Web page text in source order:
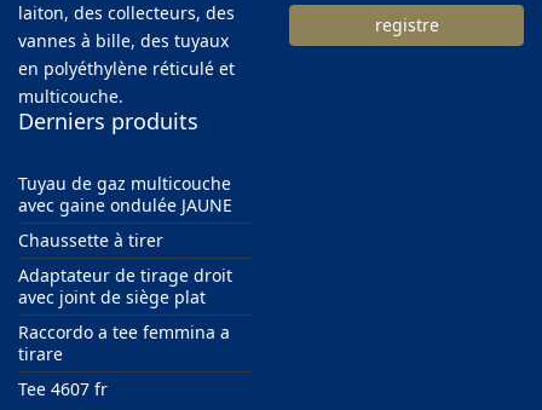
laiton, des collecteurs, des
vannes à bille, des tuyaux
en polyéthylène réticulé et
multicouche.
Derniers produits
Tuyau de gaz multicouche
avec gaine ondulée JAUNE
Chaussette à tirer
Adaptateur de tirage droit
avec joint de siège plat
Raccordo a tee femmina a
tirare
Tee 4607 fr
registre